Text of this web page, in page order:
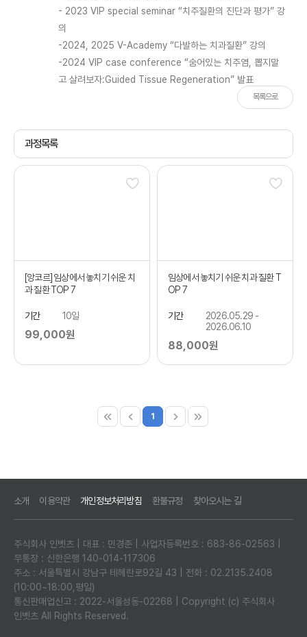
- 2023 VIP special seminar “치주질환의 진단과 평가” 강
의
-2024, 2025 V-Academy “다발하는 치과질환” 강의
-2024 VIP case conference “숨어있는 치주염, 뽑지말
고 살려보자:Guided Tissue Regeneration” 발표
목록으로
과정목록
[앙코르] 임상에서 놓치기 쉬운 치
과 질환 TOP 7
기간 10일
99,000원
임상에서 놓치기 쉬운 치과 질환 T
OP 7
기간
2026.05.29 -
2026.06.10
88,000원
1
소개 이용약관 개인정보처리방침 환불규정 찾아오시는 길
주식회사 인벳츠 | 대표 : 민경준 | 사업자등록번호 : 683-86-02563 |
무통장 : 신한은행 140-014-117306
주소 : 서울특별시 강남구 테헤란로92길 43 | 전화 : 02.2135.2408
(10:00~18:00,평일)
통신판매업신고 : 2022-서울성동-02268 | Copyright (c) 주식회사
인벳츠 All Rights Reserved.